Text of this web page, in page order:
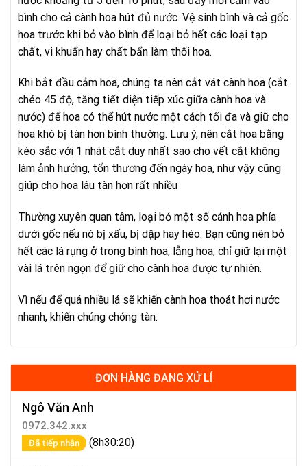
bình cho cả cành hoa hút đủ nước. Vệ sinh bình và cả gốc
hoa trước khi bỏ vào bình để loại bỏ hết các loại tạp
chất, vi khuẩn hay chất bẩn làm thối hoa.
Khi bắt đầu cắm hoa, chúng ta nên cắt vát cành hoa (cắt
chéo 45 độ, tăng tiết diện tiếp xúc giữa cành hoa và
nước) để hoa có thể hút nước một cách tối đa và giữ cho
hoa khó bị tàn hơn bình thường. Lưu ý, nên cắt hoa bằng
kéo sắc với 1 nhát cắt duy nhất sao cho vết cắt không
làm ảnh hưởng, tổn thương đến ngày hoa, như vậy cũng
giúp cho hoa lâu tàn hơn rất nhiều
Thường xuyên quan tâm, loại bỏ một số cánh hoa phía
dưới gốc nếu nó bị xấu, bị dập hay héo. Bạn cũng nên bỏ
hết các lá rụng ở trong bình hoa, lẵng hoa, chỉ giữ lại một
vài lá trên ngọn để giữ cho cành hoa được tự nhiên.
Vì nếu để quá nhiều lá sẽ khiến cành hoa thoát hơi nước
nhanh, khiến chúng chóng tàn.
ĐƠN HÀNG ĐANG XỬ LÍ
Ngô Văn Anh
0972.342.xxx
Đã tiếp nhận (8h30:20)